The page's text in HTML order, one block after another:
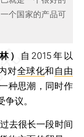
个国家的产品可
） 自2015年以
对全球化和自由
种思潮，同时作
议。
去很长一段时间